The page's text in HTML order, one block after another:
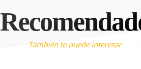
También te puede interesar